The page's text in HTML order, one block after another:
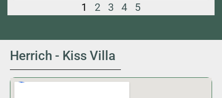
1 2 3 4 5
Herrich - Kiss Villa